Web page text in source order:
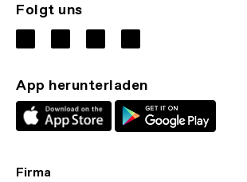
Folgt uns
App herunterladen
Firma